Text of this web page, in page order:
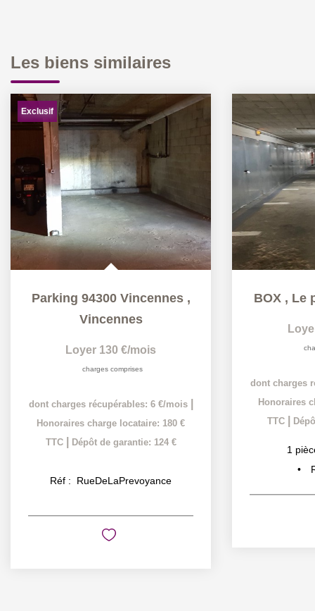
Les biens similaires
Exclusif
Parking 94300 Vincennes ,
Vincennes
Loyer 130 €/mois
charges comprises
dont charges récupérables: 6 €/mois
Honoraires charge locataire: 180 €
TTC
Dépôt de garantie: 124 €
Réf : RueDeLaPrevoyance
BOX , Le
dont charges
Honoraires
TTC
1